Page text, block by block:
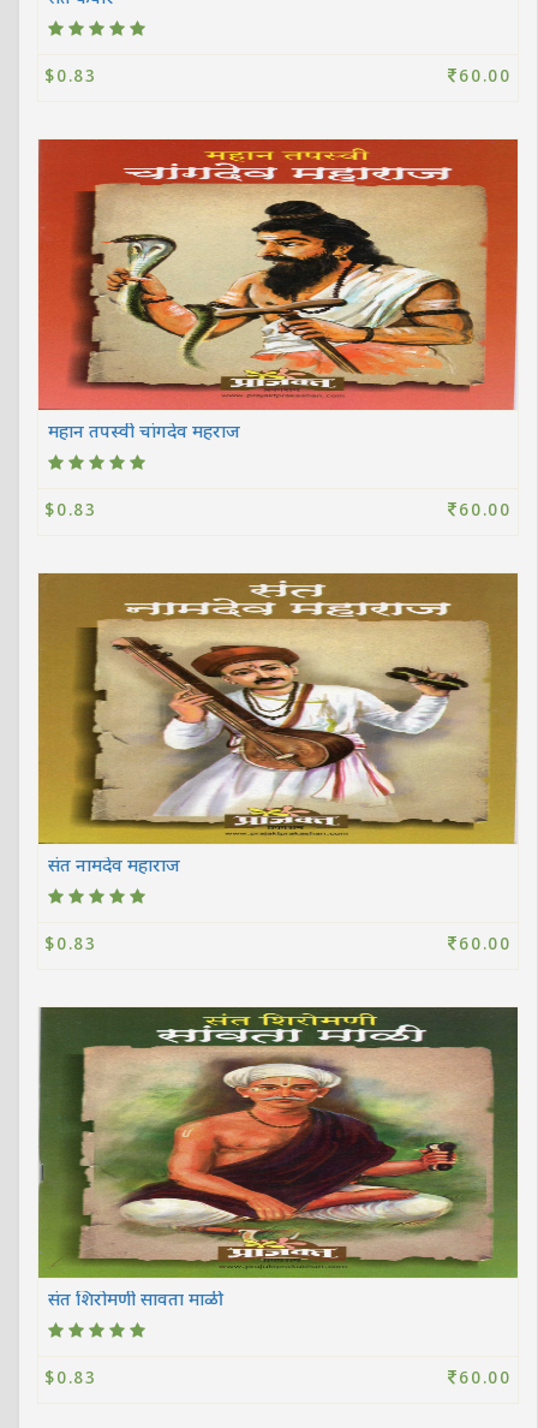
$0.83 60.00
महान तपस्वी चांगदेव महराज
$0.83 60.00
संत नामदेव महाराज
$0.83 60.00
संत शिरोमणी सावता माळी
$0.83 60.00